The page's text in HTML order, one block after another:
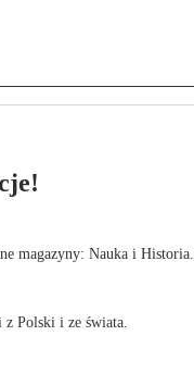
magazyny: Nauka i Historia.
z Polski i ze świata.